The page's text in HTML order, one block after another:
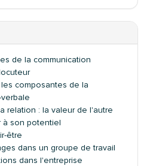
de la communication
composantes de la
relation : la valeur de l'autre
à son potentiel
être
dans un groupe de travail
dans l'entreprise